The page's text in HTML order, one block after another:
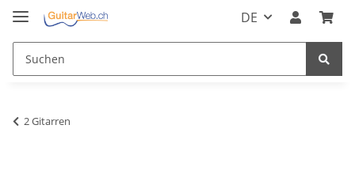
DE
2 Gitarren